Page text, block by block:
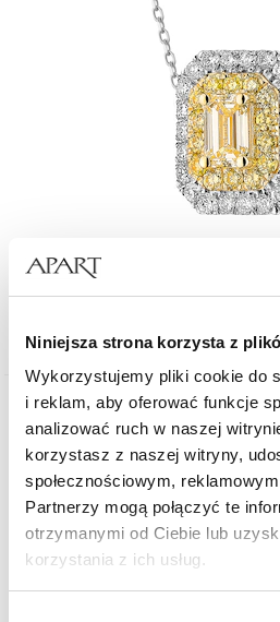
Niniejsza strona korzysta z
Wykorzystujemy pliki cookie do
i reklam, aby oferować funkcje
analizować ruch w naszej
korzystasz z naszej witryny,
społecznościowym,
Partnerzy mogą połączyć te
otrzymanymi od Ciebie lub
korzystania z ich usług.
Zawieszka z białego i żółtego złota z
6 490 zł